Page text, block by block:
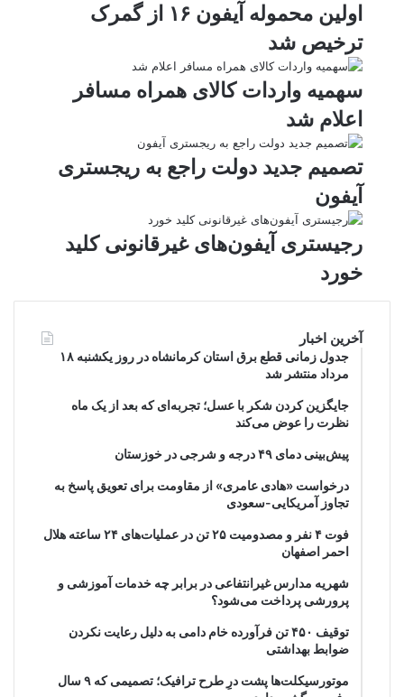
اولین محموله آیفون ۱۶ از گمرک
ترخیص شد
سهمیه واردات کالای همراه مسافر
اعلام شد
تصمیم جدید دولت راجع به ریجستری
آیفون
رجیستری آیفون‌های غیرقانونی کلید
خورد
آخرین اخبار
جدول زمانی قطع برق استان کرمانشاه در روز یکشنبه ۱۸
مرداد منتشر شد
جایگزین کردن شکر با عسل؛ تجربه‌ای که بعد از یک ماه
نظرت را عوض می‌کند
پیش‌بینی دمای ۴۹ درجه و شرجی در خوزستان
درخواست «هادی عامری» از مقاومت برای تعویق پاسخ به
تجاوز آمریکایی-سعودی
فوت ۴ نفر و مصدومیت ۲۵ تن در عملیات‌های ۲۴ ساعته هلال
احمر اصفهان
شهریه مدارس غیرانتفاعی در برابر چه خدمات آموزشی و
پرورشی پرداخت می‌شود؟
توقیف ۴۵۰ تن فرآورده خام دامی به دلیل رعایت نکردن
ضوابط بهداشتی
موتورسیکلت‌ها پشت درِ طرح ترافیک؛ تصمیمی که ۹ سال